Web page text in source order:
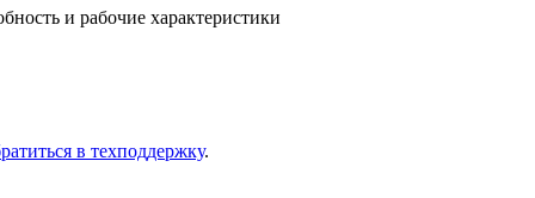
и ра­бо­чие ха­рак­те­ри­сти­ки
в тех­под­держ­ку.